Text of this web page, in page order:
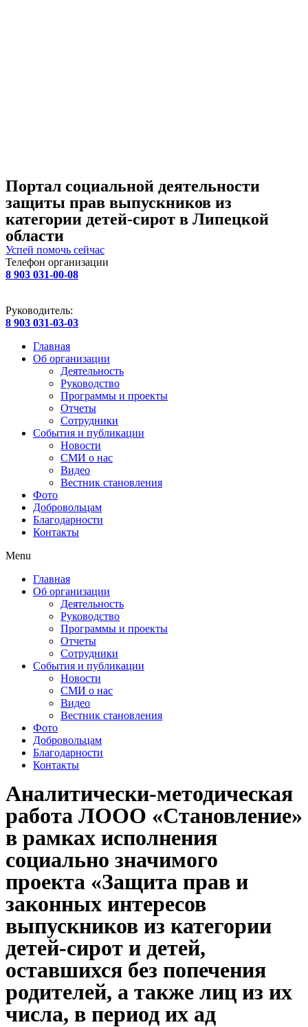
Портал социальной деятельности
защиты прав выпускников из
категории детей-сирот в Липецкой
области
Успей помочь сейчас
Телефон организации
8 903 031-00-08
Руководитель:
8 903 031-03-03
Главная
Об организации
Деятельность
Руководство
Программы и проекты
Отчеты
Сотрудники
События и публикации
Новости
СМИ о нас
Видео
Вестник становления
Фото
Добровольцам
Благодарности
Контакты
Menu
Главная
Об организации
Деятельность
Руководство
Программы и проекты
Отчеты
Сотрудники
События и публикации
Новости
СМИ о нас
Видео
Вестник становления
Фото
Добровольцам
Благодарности
Контакты
Аналитически-методическая
работа ЛООО «Становление»
в рамках исполнения
социально значимого
проекта «Защита прав и
законных интересов
выпускников из категории
детей-сирот и детей,
оставшихся без попечения
родителей, а также лиц из их
числа, в период их ад